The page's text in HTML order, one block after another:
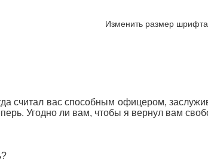
Изменить размер шрифта
считал вас способным офицером,
Угодно ли вам, чтобы я вернул вам